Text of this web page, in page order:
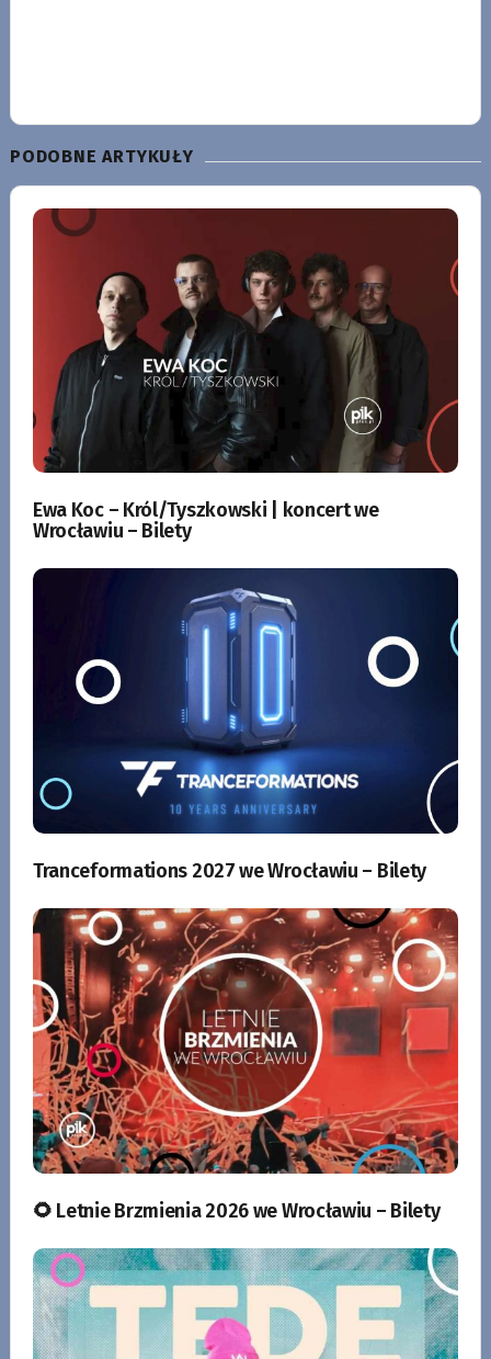
PODOBNE ARTYKUŁY
Ewa Koc – Król/Tyszkowski | koncert we
Wrocławiu – Bilety
Tranceformations 2027 we Wrocławiu – Bilety
🌻 Letnie Brzmienia 2026 we Wrocławiu – Bilety